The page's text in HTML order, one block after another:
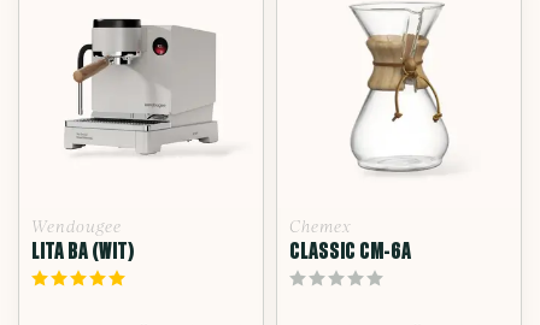
Wendougee
LITA BA (WIT)
Chemex
CLASSIC CM-6A